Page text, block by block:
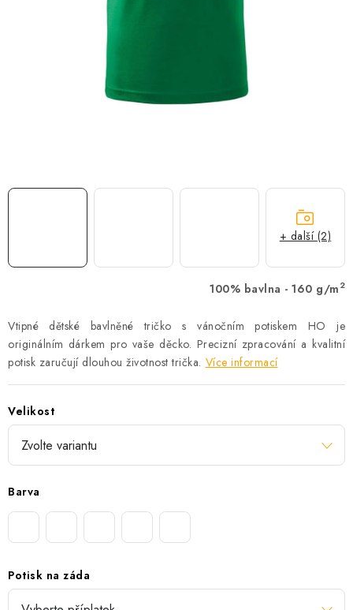
Časté otázky
Doprava a platba
100% bavlna - 160 g/m 2
Vtipné dětské bavlněné tričko s vánočním potiskem HO je
originálním dárkem pro vaše děcko. Precizní zpracování a kvalitní
potisk zaručují dlouhou životnost trička. Více informací
Velikost
Barva
Potisk na záda
+ další (2)